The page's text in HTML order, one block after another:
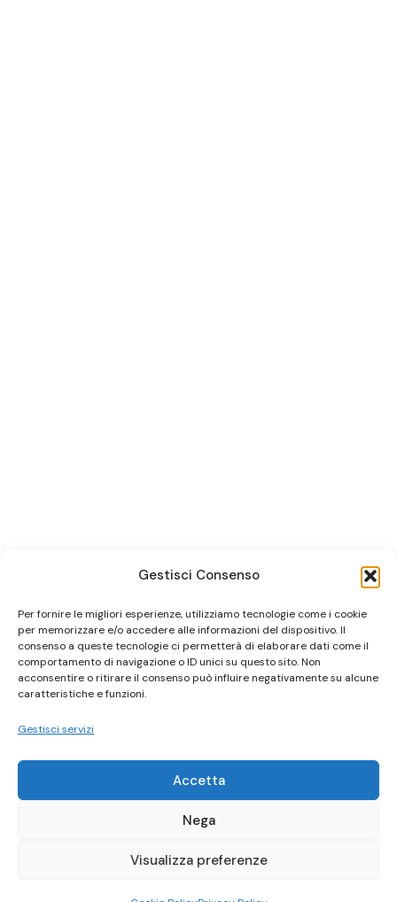
Gestisci Consenso
Per fornire le migliori esperienze, utilizziamo tecnologie come i cookie
per memorizzare e/o accedere alle informazioni del dispositivo. Il
consenso a queste tecnologie ci permetterà di elaborare dati come il
comportamento di navigazione o ID unici su questo sito. Non
acconsentire o ritirare il consenso può influire negativamente su alcune
caratteristiche e funzioni.
Gestisci servizi
Accetta
Nega
Visualizza preferenze